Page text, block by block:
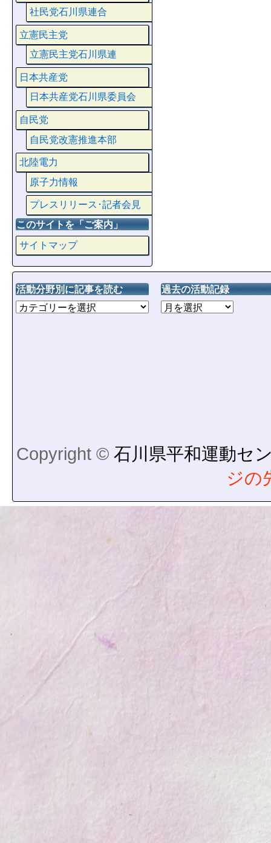
社民党石川県連合
立憲民主党
立憲民主党石川県連
日本共産党
日本共産党石川県委員会
自民党
自民党改憲推進本部
北陸電力
原子力情報
プレスリリース･記者会見
このサイトを「ご案内」
サイトマップ
活動分野別に記事を読む 過去の活動記録
Copyright © 石川県平和運動セ
ジの